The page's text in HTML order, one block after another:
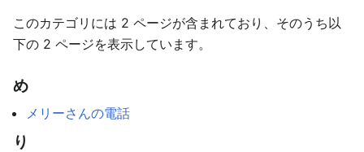
このカテゴリには 2 ページが含まれており、そのうち以
下の 2 ページを表示しています。
め
メリーさんの電話
り